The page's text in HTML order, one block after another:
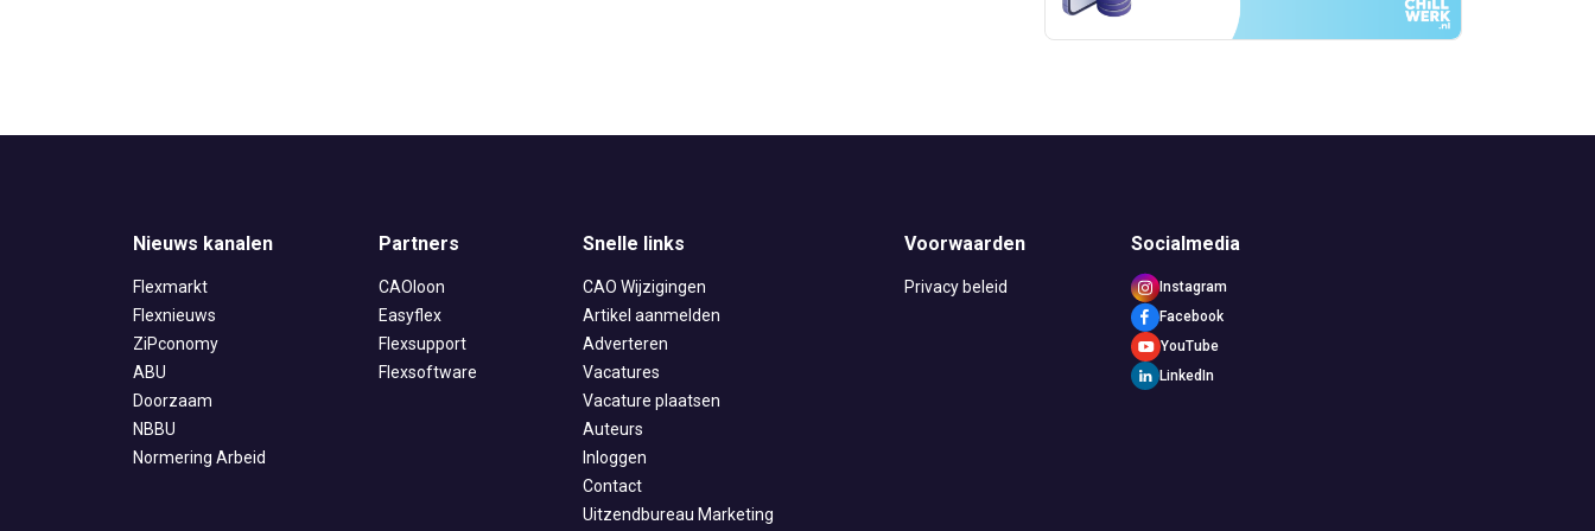
Nieuws kanalen
Flexmarkt
Flexnieuws
ZiPconomy
ABU
Doorzaam
NBBU
Normering Arbeid
Partners
CAOloon
Easyflex
Flexsupport
Flexsoftware
Snelle links
CAO Wijzigingen
Artikel aanmelden
Adverteren
Vacatures
Vacature plaatsen
Auteurs
Inloggen
Contact
Uitzendbureau Marketing
Voorwaarden
Privacy beleid
Socialmedia
Instagram
Facebook
YouTube
LinkedIn